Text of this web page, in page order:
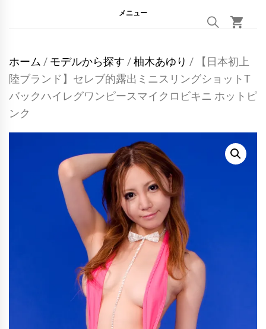
メニュー
ホーム / モデルから探す /柚木あゆり / 【日本初上
陸ブランド】セレブ的露出ミニスリングショットT
バックハイレグワンピースマイクロビキニ ホットピ
ンク